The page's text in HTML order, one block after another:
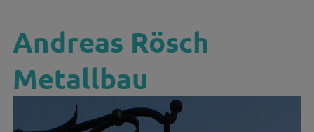
Andreas Rösch
Metallbau